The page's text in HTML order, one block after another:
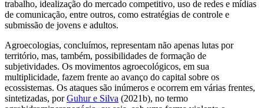
trabalho, idealização do mercado competitivo, uso de redes e mídias
de comunicação, entre outros, como estratégias de controle e
submissão de jovens e adultos.
Agroecologias, concluímos, representam não apenas lutas por
território, mas, também, possibilidades de formação de
subjetividades. Os movimentos agroecológicos, em sua
multiplicidade, fazem frente ao avanço do capital sobre os
ecossistemas. Os ataques são inúmeros e ocorrem em várias frentes,
sintetizadas, porGuhur e Silva (2021b), no termo